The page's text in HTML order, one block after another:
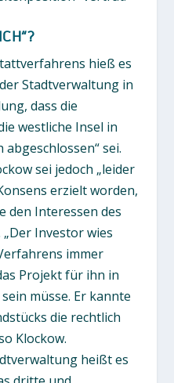
hieß es
Stadtverwaltung in
dass die
westliche Insel in
sei.
sei jedoch „leider
erzielt worden,
den Interessen des
Investor wies
immer
Projekt für ihn in
müsse. Er kannte
die rechtlich
Klockow.
heißt es